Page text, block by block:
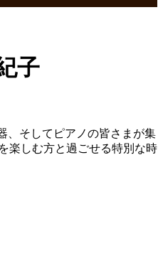
子
、そしてピアノの皆さまが集
楽しむ方と過ごせる特別な時